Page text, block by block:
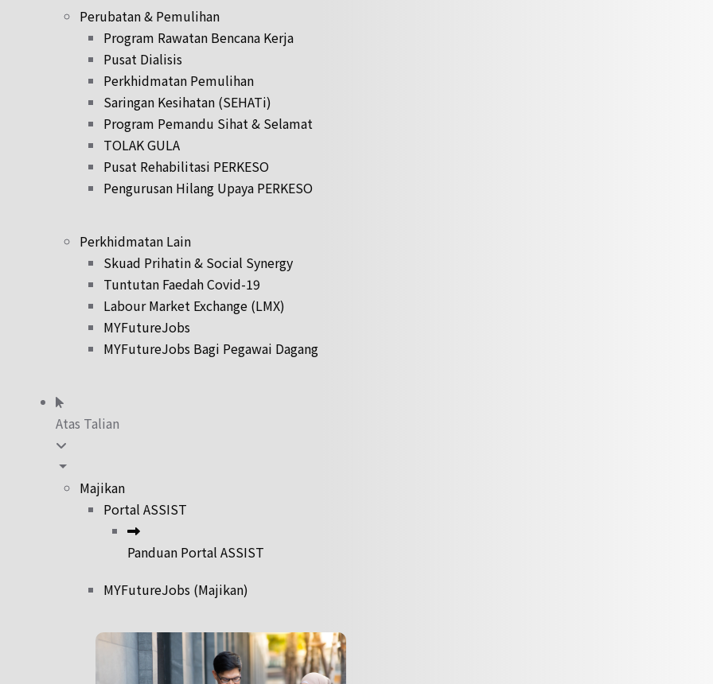
Perubatan & Pemulihan
Program Rawatan Bencana Kerja
Pusat Dialisis
Perkhidmatan Pemulihan
Saringan Kesihatan (SEHATi)
Program Pemandu Sihat & Selamat
TOLAK GULA
Pusat Rehabilitasi PERKESO
Pengurusan Hilang Upaya PERKESO
Perkhidmatan Lain
Skuad Prihatin & Social Synergy
Tuntutan Faedah Covid-19
Labour Market Exchange (LMX)
MYFutureJobs
MYFutureJobs Bagi Pegawai Dagang
Atas Talian
Majikan
Portal ASSIST
Panduan Portal ASSIST
MYFutureJobs (Majikan)